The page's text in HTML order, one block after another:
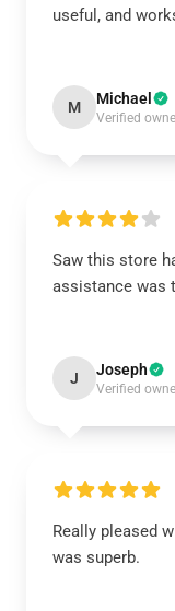
useful, and
M Michael
Verified
Saw this store
assistance was
J Joseph
Verified
Really pleased
was superb.